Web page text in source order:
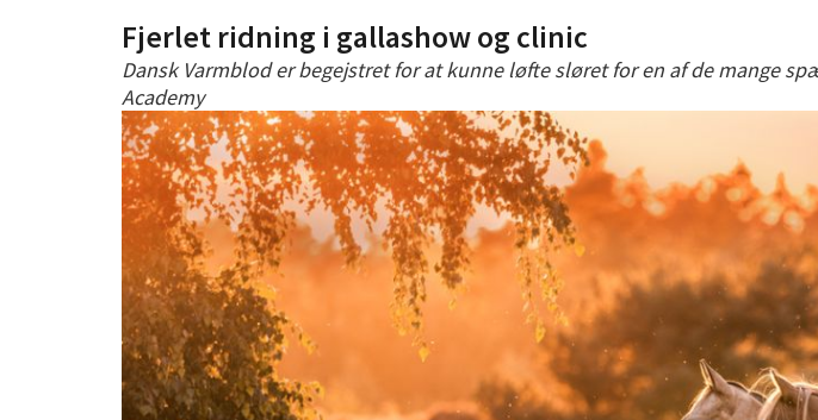
Fjerlet ridning i gallashow og clinic
Dansk Varmblod er begejstret for at kunne løfte sløret for en af de mange
Academy